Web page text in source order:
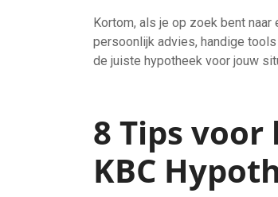
Kortom, als je op zoek bent
persoonlijk advies, handige
de juiste hypotheek voor jouw
8 Tips
KBC